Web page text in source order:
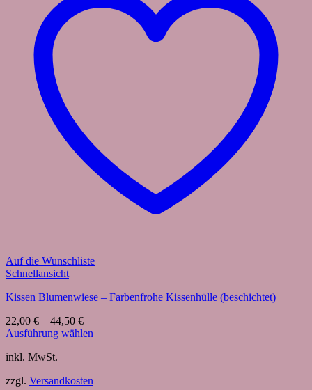
Auf die Wunschliste
Schnellansicht
Kissen Blumenwiese – Farbenfrohe Kissenhülle (beschichtet)
22,00 € – 44,50 €
Ausführung wählen
Produkt
mehrere
inkl. MwSt.
zzgl. Versandkosten